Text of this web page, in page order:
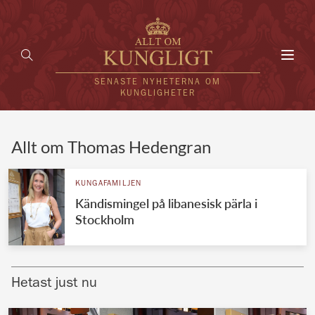
SENASTE NYHETERNA OM
KUNGLIGHETER
UTLÄNDSKT
VÄRLDENS KUNGAHUS
Brittiska kungahuset
Allt om Thomas Hedengran
KUNGAFAMILJEN
Kändismingel på libanesisk pärla i
Stockholm
Hetast just nu